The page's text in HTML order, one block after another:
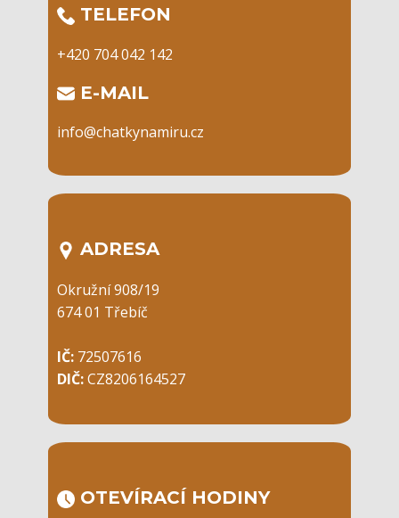
​TELEFON
+420 704 042 142
​E-MAIL
info@chatkynamiru.cz
ADRESA
Okružní 908/19
674 01 Třebíč
IČ: 72507616
DIČ:CZ8206164527
OTEVÍRACÍ ​HODINY